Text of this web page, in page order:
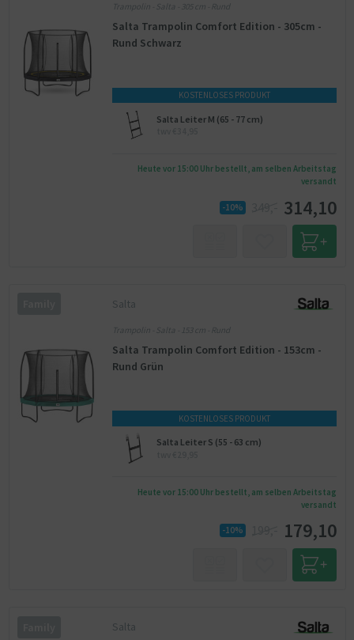
Trampolin - Salta - 305 cm - Rund
Salta Trampolin Comfort Edition - 305cm -
Rund Schwarz
KOSTENLOSES PRODUKT
Salta Leiter M (65 - 77 cm)
Heute vor 15:00 Uhr bestellt, am selben Arbeitstag
versandt
-10% 314,10
Salta
Trampolin - Salta - 153 cm - Rund
Salta Trampolin Comfort Edition - 153cm -
Rund Grün
KOSTENLOSES PRODUKT
Salta Leiter S (55 - 63 cm)
Heute vor 15:00 Uhr bestellt, am selben Arbeitstag
versandt
-10% 179,10
Salta